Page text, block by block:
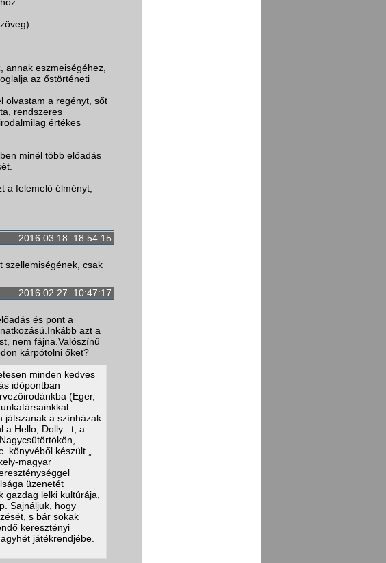
eszmeiségéhez,
az őstörténeti
olvastam a regényt, sőt
rendszeres
értékes
minél több előadás
a felemelő élményt,
2016.03.18. 18:54:15
szellemiségének, csak
2016.02.27. 10:47:17
és pont a
azt a
nem fájna.Valószínű
kárpótolni őket?
minden kedves
időpontban
(Eger,
játszanak a színházak
a Hello, Dolly –t, a
készült „
magyar
üzenetét
lelki kultúrája,
Sajnáljuk, hogy
s bár sokak
keresztényi
játékrendjébe.